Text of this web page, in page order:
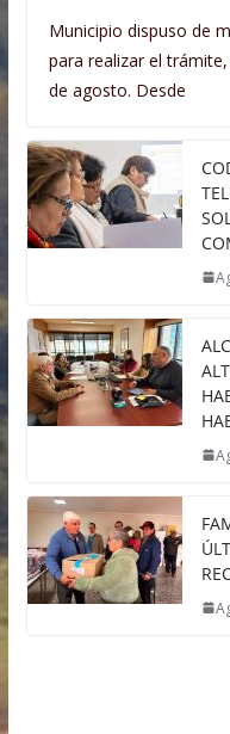
Municipio dispuso de
para realizar el
de agosto. Desde